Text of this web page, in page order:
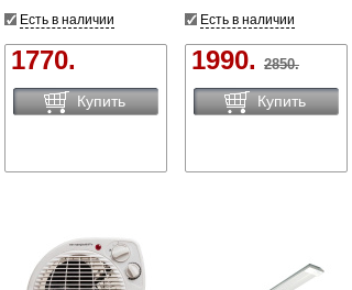
Есть в наличии
1770.
Купить
Есть в наличии
1990. 2850.
Купить